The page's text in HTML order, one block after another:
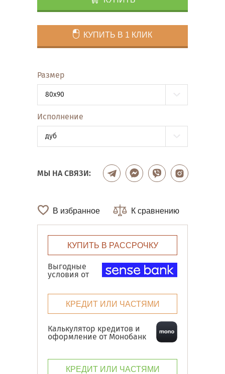
КУПИТЬ В 1 КЛИК
Размер
80x90
Исполнение
дуб
МЫ НА СВЯЗИ:
В избранное К сравнению
КУПИТЬ В РАССРОЧКУ
Выгодные
условия от
КРЕДИТ ИЛИ ЧАСТЯМИ
Калькулятор кредитов и
оформление от Монобанк
КРЕДИТ ИЛИ ЧАСТЯМИ